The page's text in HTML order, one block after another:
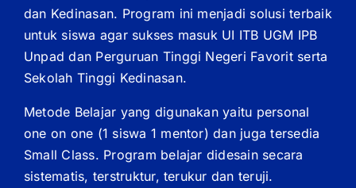
dan Kedinasan. Program ini menjadi solusi terbaik
untuk siswa agar sukses masuk UI ITB UGM IPB
Unpad dan Perguruan Tinggi Negeri Favorit serta
Sekolah Tinggi Kedinasan.
Metode Belajar yang digunakan yaitu personal
one on one (1 siswa 1 mentor) dan juga tersedia
Small Class. Program belajar didesain secara
sistematis, terstruktur, terukur dan teruji.